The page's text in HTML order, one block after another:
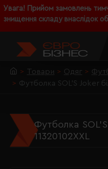
Увага! Прийом замовлень
знищення складу внаслідок
Товари Одяг
Футболка SOL'S Joker
Футболка
11320102XXL